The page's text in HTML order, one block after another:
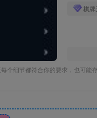
棋牌
个细节都符合你的要求，也可